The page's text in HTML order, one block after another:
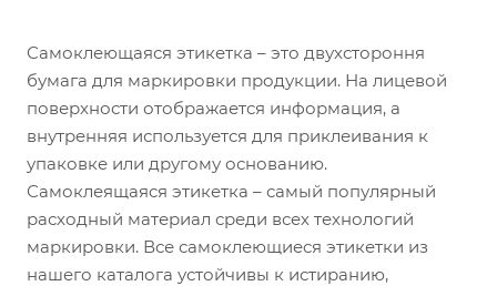
Самоклеющаяся этикетка – это двухстороння
бумага для маркировки продукции. На лицевой
поверхности отображается информация, а
внутренняя используется для приклеивания к
упаковке или другому основанию.
Самоклеящаяся этикетка – самый популярный
расходный материал среди всех технологий
маркировки. Все самоклеющиеся этикетки из
нашего каталога устойчивы к истиранию,